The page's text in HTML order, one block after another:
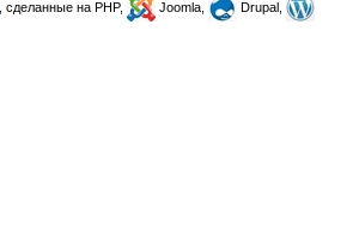
, сделанные на PHP, Joomla,
Drupal,